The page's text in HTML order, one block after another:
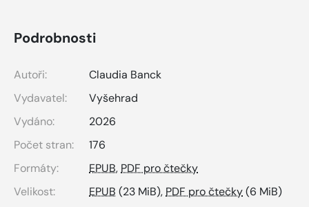
Podrobnosti
Autoři:
Claudia Banck
Vydavatel:
Vyšehrad
Vydáno:
2026
Počet stran:
176
Formáty:
EPUB,PDF pro čtečky
Velikost:
EPUB (23 MiB),PDF pro čtečky(6 MiB)